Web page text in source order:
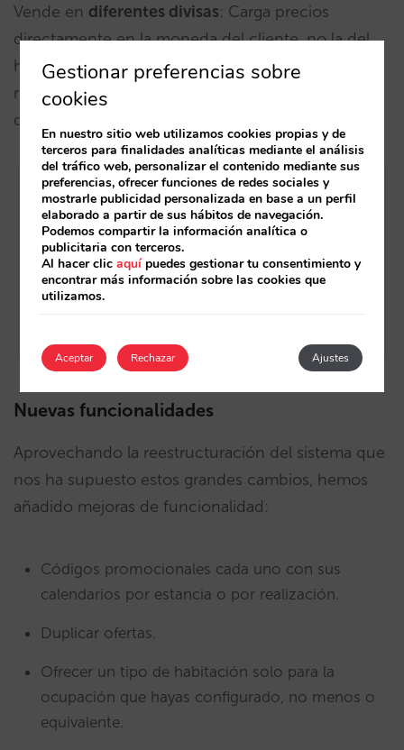
Vende en diferentes divisas: Carga precios
directamente en la moneda del cliente, no la del
hotel. Reduce la incertidumbre de tu cliente
respecto al tipo de cambio. Un mismo hotel,
diferentes divisas según mercado.
Nuevas funcionalidades
Aprovechando la reestructuración del sistema que
nos ha supuesto estos grandes cambios, hemos
añadido mejoras de funcionalidad:
Códigos promocionales cada uno con sus
calendarios por estancia o por realización.
Duplicar ofertas.
Ofrecer un tipo de habitación solo para la
ocupación que hayas configurado, no menos o
equivalente.
Gestionar preferencias sobre
cookies
En nuestro sitio web utilizamos cookies propias y de
terceros para finalidades analíticas mediante el análisis
del tráfico web, personalizar el contenido mediante sus
preferencias, ofrecer funciones de redes sociales y
mostrarle publicidad personalizada en base a un perfil
elaborado a partir de sus hábitos de navegación.
Podemos compartir la información analítica o
publicitaria con terceros.
Al hacer clicaquípuedes gestionar tu consentimiento y
encontrar más información sobre las cookies que
utilizamos.
Aceptar Ajustes
Rechazar